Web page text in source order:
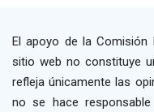
El apoyo de la
sitio web no constituye
refleja únicamente las
no se hace